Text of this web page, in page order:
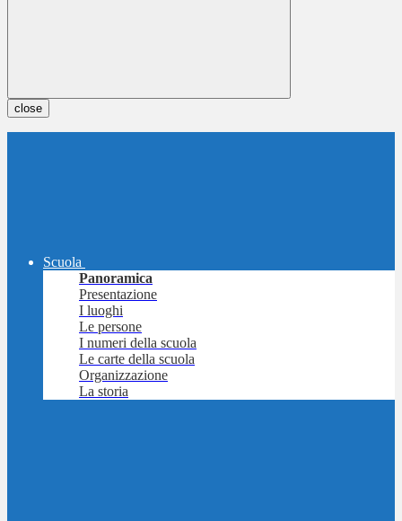
close
Scuola
Panoramica
Presentazione
I luoghi
Le persone
I numeri della scuola
Le carte della scuola
Organizzazione
La storia